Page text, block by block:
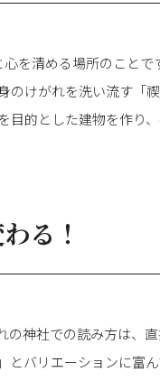
を清める場所のこと
けがれを洗い流す「
目的とした建物を作り
る！
の神社での読み方は、
バリエーションに富